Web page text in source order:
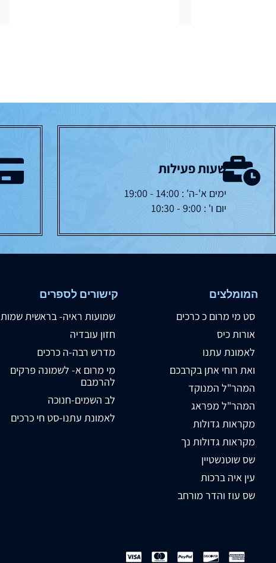
שעות פעילות
ימים א'-ה' : 14:00 - 19:00
יום ו' : 9:00 - 10:30
המומלצים
סט מי מרום כ כרכים
אורות כיס
לאמונת עתנו
ואת רוחי אתן בקרבכם
המהר"ל המנוקד
המהר"ל מפראג
מקראות גדולות
מקראות גדולות נך
שס שוטנשטיין
עין איה ברכות
שס עוז והדר מורחב
קישורים לספרים
שמועות ראיה- בראשית שמות
חזון עובדיה
מדרש רבה-ה כרכים
מי מרום א- לשמונה פרקים
להרמבם
לב השמים-חנוכה
לאמונת עתנו-סט חי כרכים